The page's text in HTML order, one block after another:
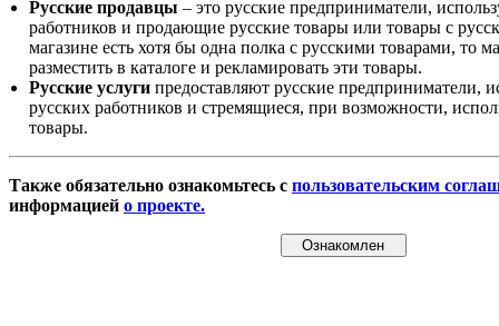
Русские продавцы – это русские предприниматели,
работников и продающие русские товары или товары с
магазине есть хотя бы одна полка с русскими товарами, то
разместить в каталоге и рекламировать эти товары.
Русские услуги предоставляют русские предприниматели,
русских работников и стремящиеся, при возможности,
товары.
Также обязательно ознакомьтесь с пользовательским
информацией о проекте.
Ознакомлен